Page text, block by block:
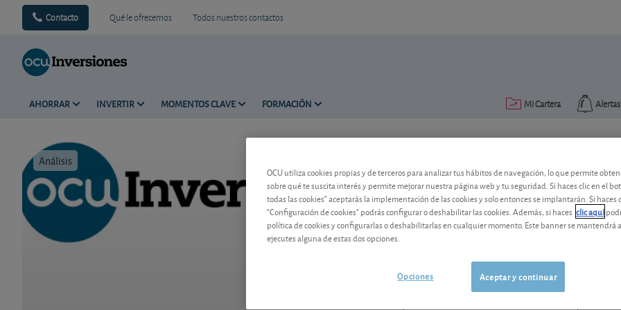
Contacto Qué le ofrecemos Todos nuestros contactos
AHORRAR INVERTIR MOMENTOS CLAVE FORMACIÓN Alertas
Mi Cartera
Análisis
EVS: despegue de las ventas
Descubra esta compañía belga
¿Interesante?
07/08/2026 Bruselas
OCU utiliza cookies propias y de terceros para analizar tus hábitos de navegación, lo que permite
sobre qué te suscita interés y permite mejorar nuestra página web y tu seguridad. Si haces clic en el
todas las cookies" aceptarás la implementación de las cookies y solo entonces se implantarán. Si haces
"Configuración de cookies" podrás configurar o deshabilitar las cookies. Además, si haces clic aquí
política de cookies y configurarlas o deshabilitarlas en cualquier momento. Este banner se mantendrá
ejecutes alguna de estas dos opciones.
Aceptar y continuar
Opciones